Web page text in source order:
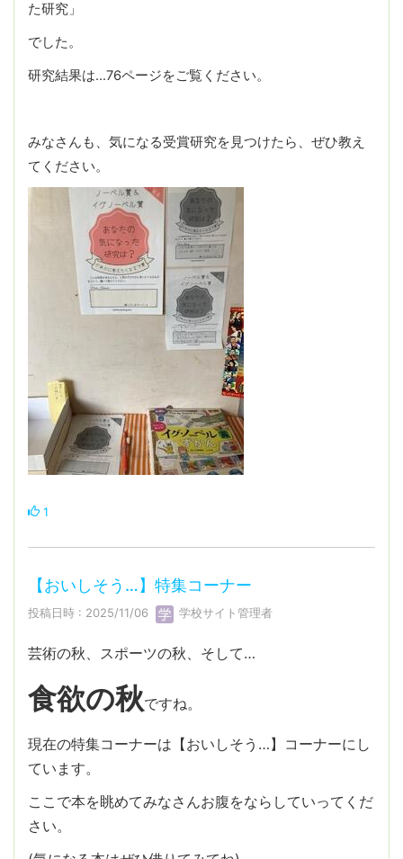
た研究」
でした。
研究結果は…76ページをご覧ください。
みなさんも、気になる受賞研究を見つけたら、ぜひ教え
てください。
1
【おいしそう…】特集コーナー
投稿日時 : 2025/11/06 学校サイト管理者
芸術の秋、スポーツの秋、そして…
食欲の秋ですね。
現在の特集コーナーは【おいしそう…】コーナーにし
ています。
ここで本を眺めてみなさんお腹をならしていってくだ
さい。